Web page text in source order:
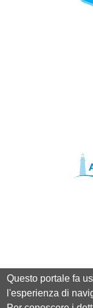
Questo portale fa
l'esperienza di